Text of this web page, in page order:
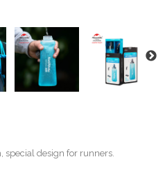
special design for runners.